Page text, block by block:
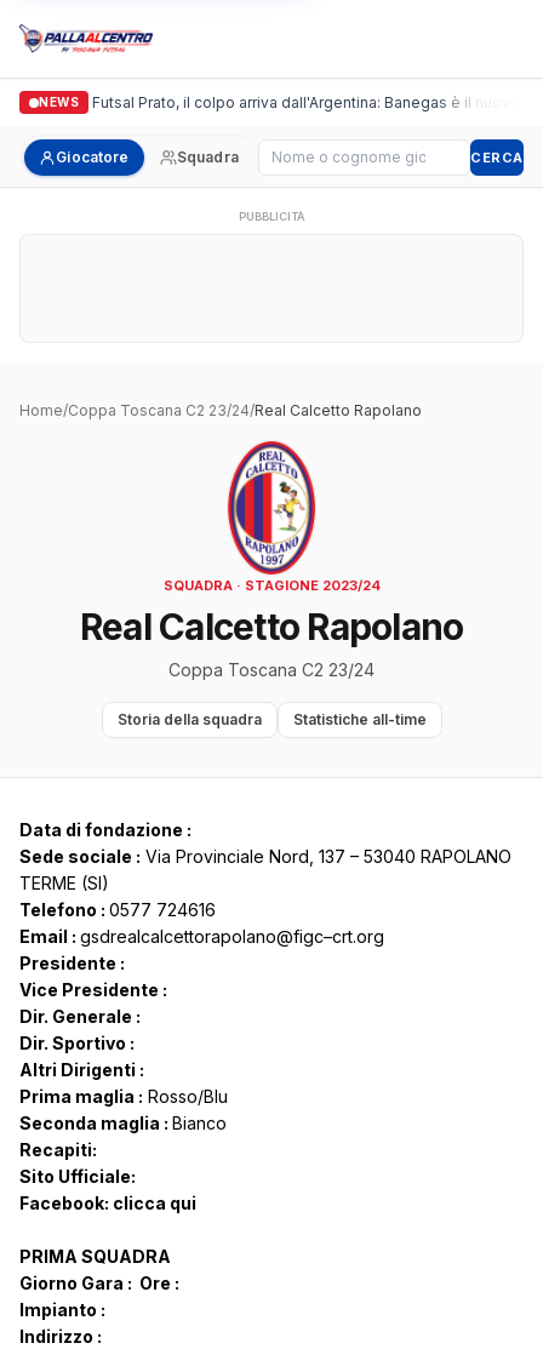
NEWS
Italgronda Futsal Prato, il colpo arriva dall'Argentina: Banegas è il nuovo
Giocatore Squadra Cerca giocatore CERCA
PUBBLICITÀ
Home/Coppa Toscana C2 23/24/Real Calcetto Rapolano
SQUADRA · STAGIONE 2023/24
Real Calcetto Rapolano
Coppa Toscana C2 23/24
Storia della squadra Statistiche all-time
Data di fondazione :
Sede sociale : Via Provinciale Nord, 137 – 53040 RAPOLANO
TERME (SI)
Telefono : 0577 724616
Email : gsdrealcalcettorapolano@figc–crt.org
Presidente :
Vice Presidente :
Dir. Generale :
Dir. Sportivo :
Altri Dirigenti :
Prima maglia : Rosso/Blu
Seconda maglia : Bianco
Recapiti:
Sito Ufficiale:
Facebook: clicca qui
PRIMA SQUADRA
Giorno Gara : Ore :
Impianto :
Indirizzo :